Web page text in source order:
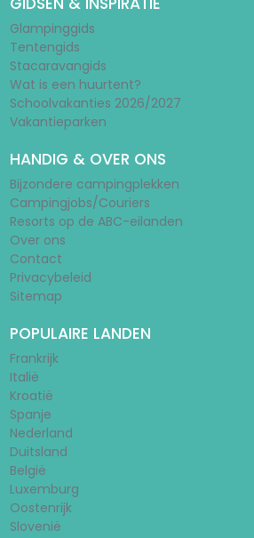
Glampinggids
Tentengids
Stacaravangids
Wat is een huurtent?
Schoolvakanties 2026/2027
Vakantieparken
HANDIG & OVER ONS
Bijzondere campingplekken
Campingjobs/Couriers
Resorts op de ABC-eilanden
Over ons
Contact
Privacybeleid
Sitemap
POPULAIRE LANDEN
Frankrijk
Italië
Kroatië
Spanje
Nederland
Duitsland
België
Luxemburg
Oostenrijk
Slovenië